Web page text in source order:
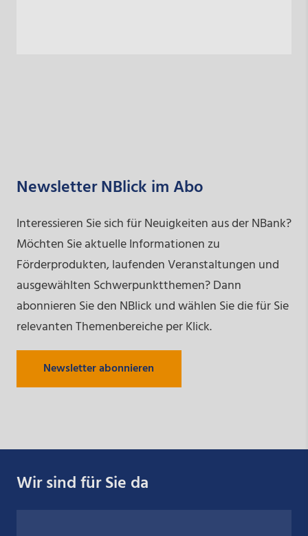
Newsletter NBlick im Abo
Interessieren Sie sich für Neuigkeiten aus der NBank?
Möchten Sie aktuelle Informationen zu
Förderprodukten, laufenden Veranstaltungen und
ausgewählten Schwerpunktthemen? Dann
abonnieren Sie den NBlick und wählen Sie die für Sie
relevanten Themenbereiche per Klick.
Newsletter abonnieren
Wir sind für Sie da